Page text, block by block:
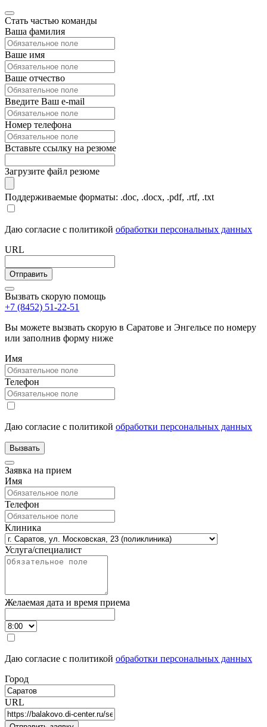
Стать частью команды
Ваша фамилия
Ваше имя
Ваше отчество
Введите Ваш e-mail
Номер телефона
Вставьте ссылку на резюме
Загрузите файл резюме
Поддерживаемые форматы: .doc, .docx, .pdf, .rtf, .txt
Даю согласие с политикой обработки персональных данных
URL
Вызвать скорую помощь
+7 (8452) 51-22-51
Вы можете вызвать скорую в Саратове и Энгельсе по номеру
или заполнив форму ниже
Имя
Телефон
Даю согласие с политикой обработки персональных данных
Заявка на прием
Имя
Телефон
Клиника
Услуга/специалист
Желаемая дата и время приема
Даю согласие с политикой обработки персональных данных
Город
URL